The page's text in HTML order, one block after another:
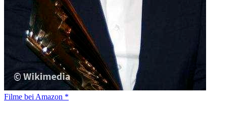
Filme bei Amazon *